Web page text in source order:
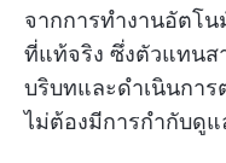
จากการทำงานอัตโน
ที่แท้จริง ซึ่งตัวแทนส
บริบทและดำเนินกา
ไม่ต้องมีการกำกับดู